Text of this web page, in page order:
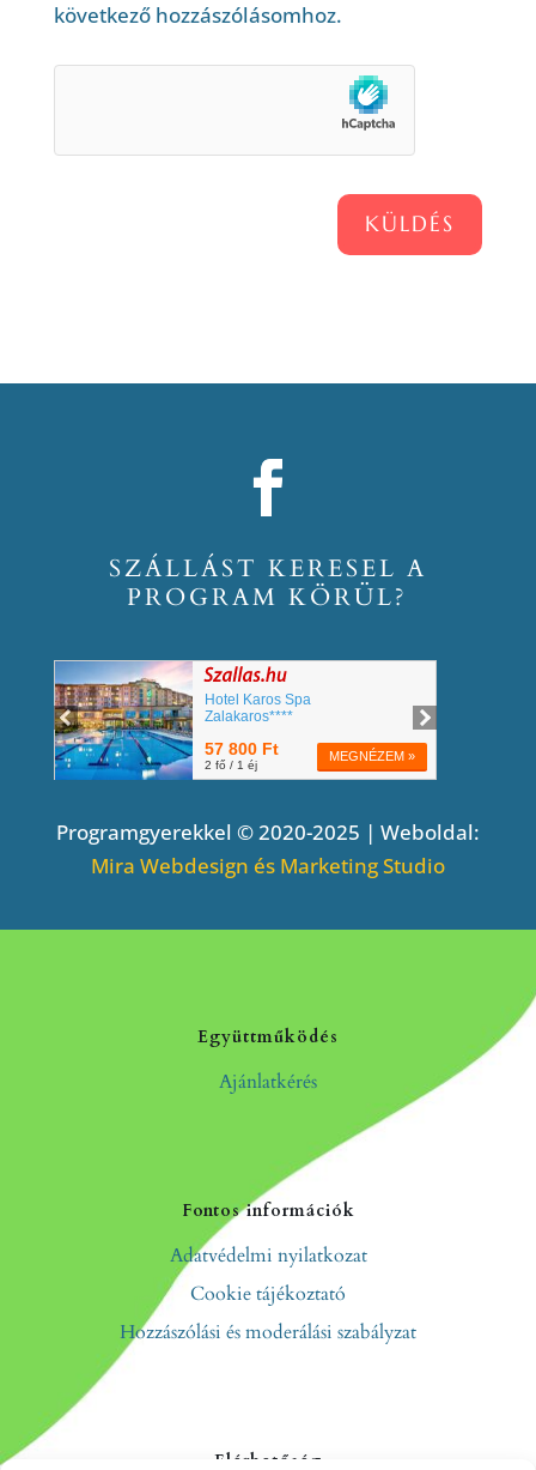
következő hozzászólásomhoz.
KÜLDÉS
SZÁLLÁST KERESEL A
PROGRAM KÖRÜL?
Programgyerekkel © 2020-2025 | Weboldal:
Mira Webdesign és Marketing Studio
Együttműködés
Ajánlatkérés
Fontos információk
Adatvédelmi nyilatkozat
Cookie tájékoztató
Hozzászólási és moderálási szabályzat
Elérhetőség